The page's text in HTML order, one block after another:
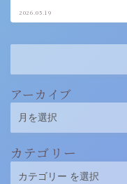
2026.05.19
アーカイブ
カテゴリー